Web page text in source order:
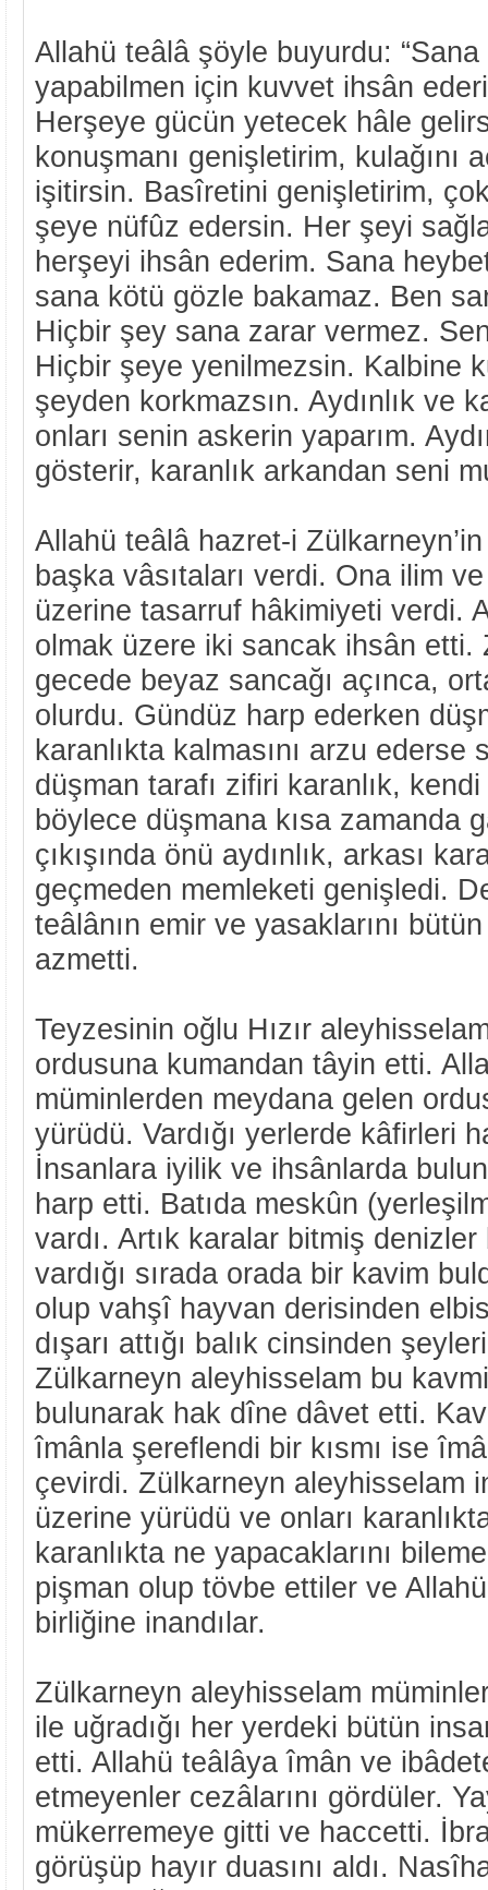
Allahü teâlâ şöyle buyurdu:
yapabilmen için kuvvet ihsân
Herşeye gücün yetecek hâle
konuşmanı genişletirim, kulağını
işitirsin. Basîretini genişletirim,
şeye nüfûz edersin. Her şeyi
herşeyi ihsân ederim. Sana
sana kötü gözle bakamaz. Ben
Hiçbir şey sana zarar vermez.
Hiçbir şeye yenilmezsin. Kalbine
şeyden korkmazsın. Aydınlık ve
onları senin askerin yaparım.
gösterir, karanlık arkandan seni
Allahü teâlâ hazret-i
başka vâsıtaları verdi. Ona ilim
üzerine tasarruf hâkimiyeti verdi.
olmak üzere iki sancak ihsân etti.
gecede beyaz sancağı açınca,
olurdu. Gündüz harp ederken
karanlıkta kalmasını arzu ederse
düşman tarafı zifiri karanlık, kendi
böylece düşmana kısa zamanda
çıkışında önü aydınlık, arkası
geçmeden memleketi genişledi.
teâlânın emir ve yasaklarını
azmetti.
Teyzesinin oğlu Hızır
ordusuna kumandan tâyin etti.
müminlerden meydana gelen
yürüdü. Vardığı yerlerde kâfirleri
İnsanlara iyilik ve ihsânlarda
harp etti. Batıda meskûn
vardı. Artık karalar bitmiş denizler
vardığı sırada orada bir kavim
olup vahşî hayvan derisinden
dışarı attığı balık cinsinden
Zülkarneyn aleyhisselam bu
bulunarak hak dîne dâvet etti.
îmânla şereflendi bir kısmı ise
çevirdi. Zülkarneyn aleyhisselam
üzerine yürüdü ve onları
karanlıkta ne yapacaklarını
pişman olup tövbe ettiler ve Allahü
birliğine inandılar.
Zülkarneyn aleyhisselam
ile uğradığı her yerdeki bütün
etti. Allahü teâlâya îmân ve
etmeyenler cezâlarını gördüler.
mükerremeye gitti ve haccetti.
görüşüp hayır duasını aldı.